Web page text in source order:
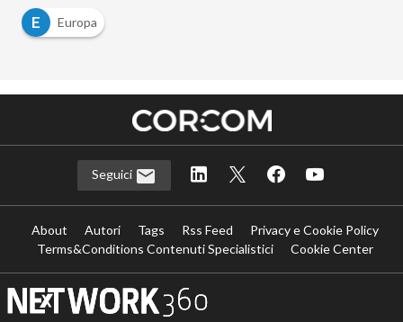
E
Europa
Seguici
About Autori Tags Rss Feed
Privacy e Cookie Policy
Terms&Conditions Contenuti Specialistici
Cookie Center